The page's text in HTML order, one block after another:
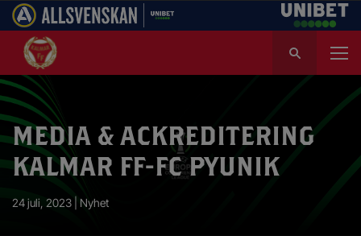
k
MEDIA & ACKREDITERING
KALMAR FF-FC PYUNIK
24 juli, 2023 | Nyhet